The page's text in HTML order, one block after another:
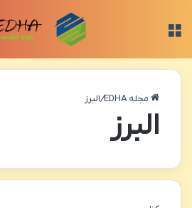
مجله EDHA /البرز
البرز